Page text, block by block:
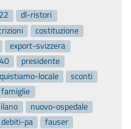
dl-ristori
costituzione
export-svizzera
presidente
locale
sconti
famiglie
nuovo-ospedale
debiti-pa
fauser